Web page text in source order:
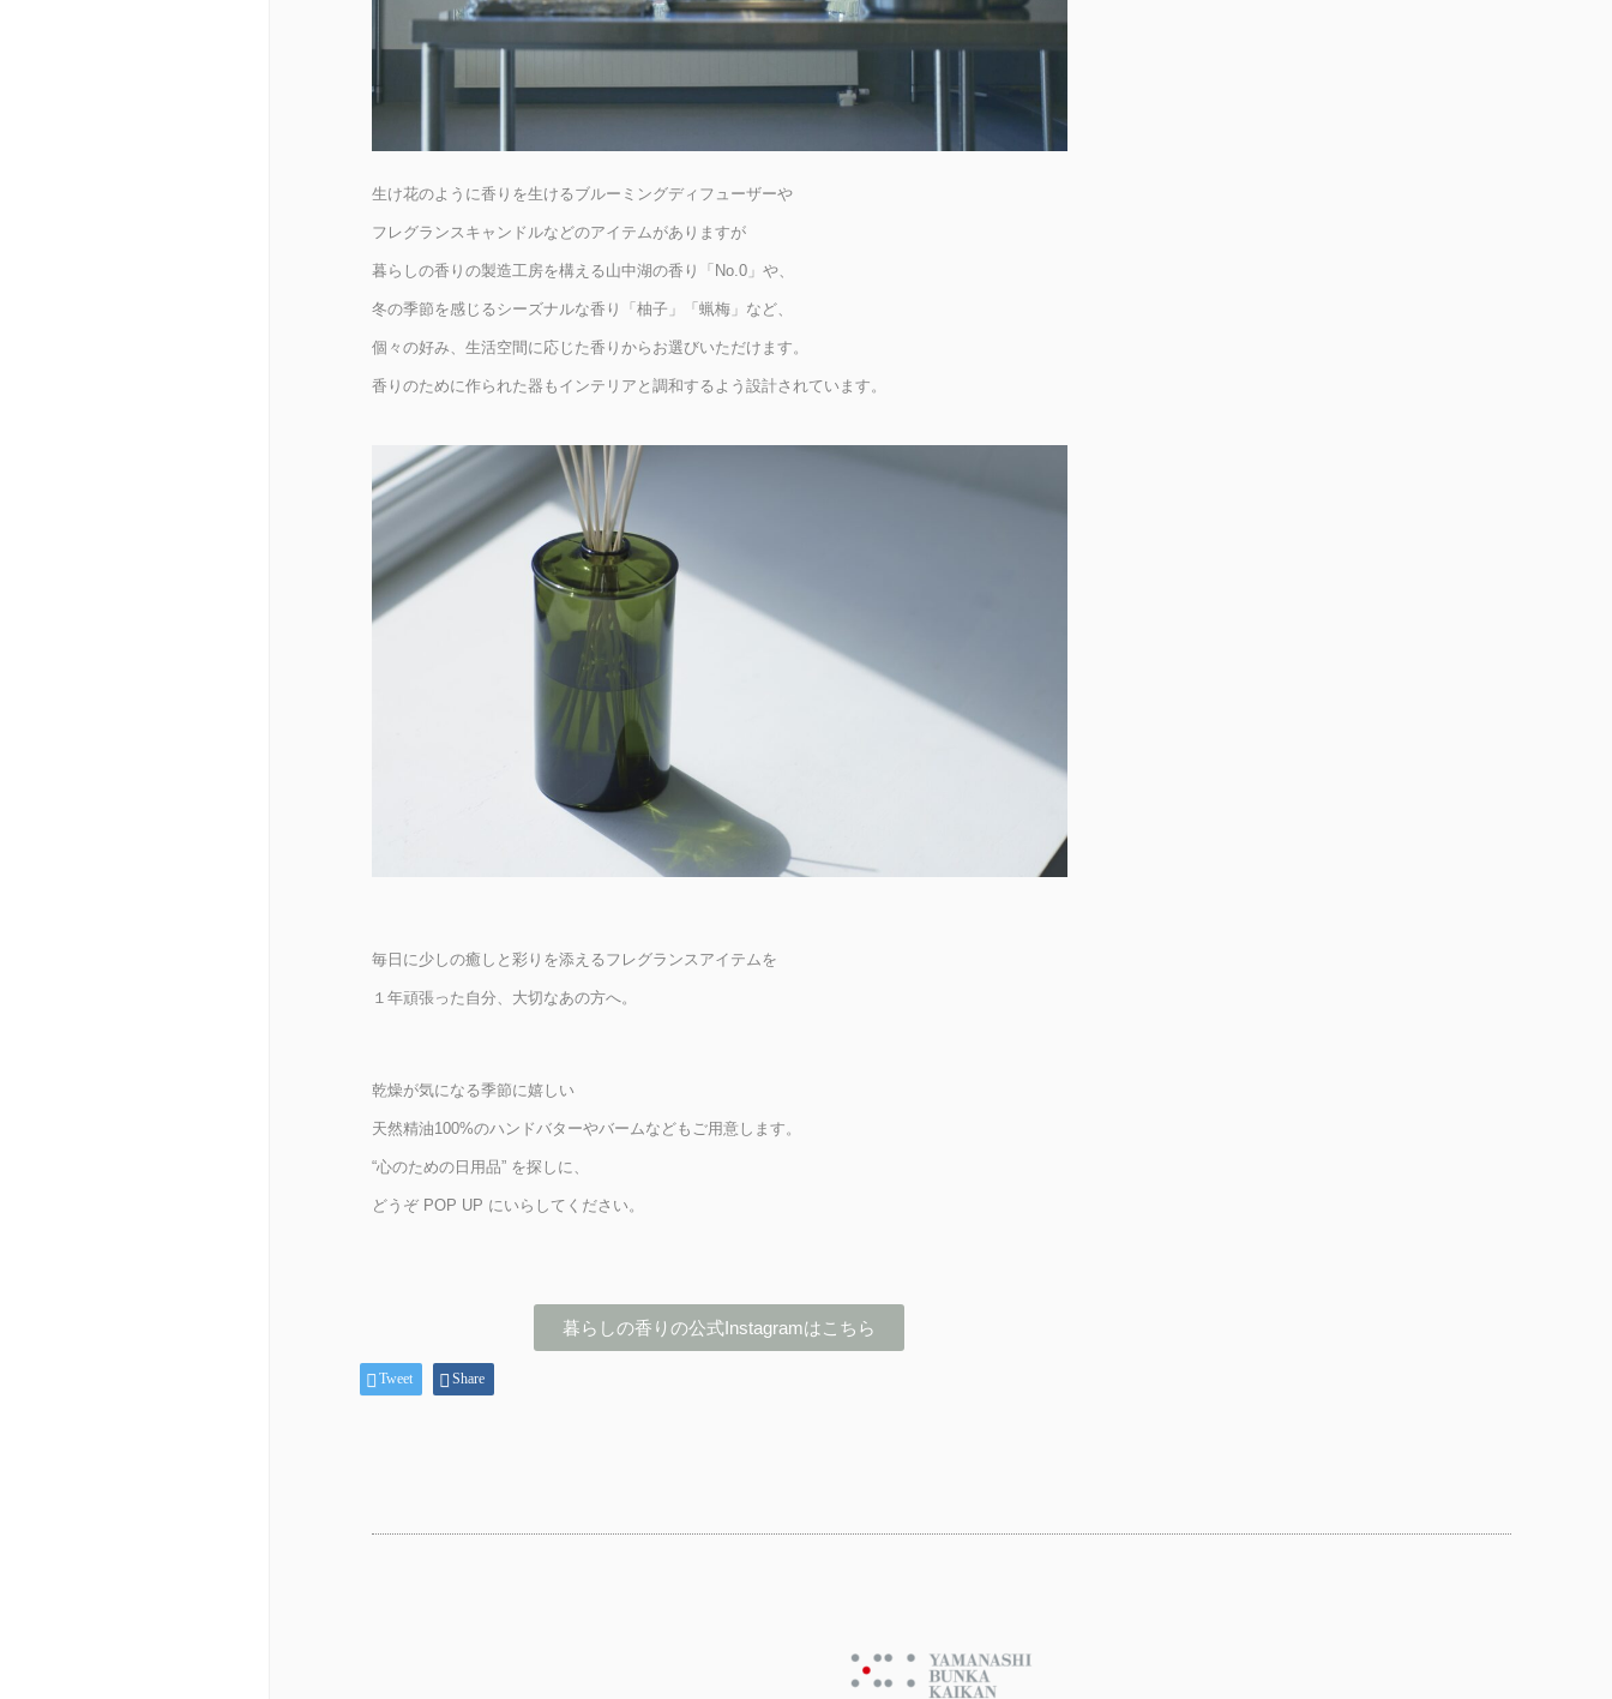
生け花のように香りを生けるブルーミングディフューザーや
フレグランスキャンドルなどのアイテムがありますが
暮らしの香りの製造工房を構える山中湖の香り「No.0」や、
冬の季節を感じるシーズナルな香り「柚子」「蝋梅」など、
個々の好み、⽣活空間に応じた香りからお選びいただけます。
香りのために作られた器もインテリアと調和するよう設計されています。
毎日に少しの癒しと彩りを添えるフレグランスアイテムを
１年頑張った自分、大切なあの方へ。
乾燥が気になる季節に嬉しい
天然精油100%のハンドバターやバームなどもご用意します。
“心のための日用品” を探しに、
どうぞ POP UP にいらしてください。
暮らしの香りの公式Instagramはこちら
Tweet Share